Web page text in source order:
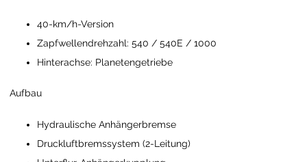
40-km/h-Version
Zapfwellendrehzahl: 540 / 540E / 1000
Hinterachse: Planetengetriebe
Aufbau
Hydraulische Anhängerbremse
Druckluftbremssystem (2-Leitung)